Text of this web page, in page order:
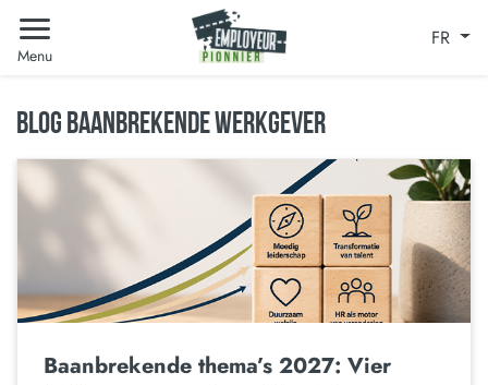
Menu
FR
BLOG BAANBREKENDE WERKGEVER
Baanbrekende thema’s 2027: Vier